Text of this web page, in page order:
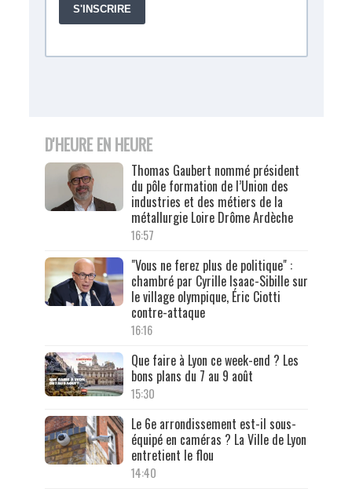
D'HEURE EN HEURE
Thomas Gaubert nommé président
du pôle formation de l’Union des
industries et des métiers de la
métallurgie Loire Drôme Ardèche
16:57
"Vous ne ferez plus de politique" :
chambré par Cyrille Isaac-Sibille sur
le village olympique, Éric Ciotti
contre-attaque
16:16
Que faire à Lyon ce week-end ? Les
bons plans du 7 au 9 août
15:30
Le 6e arrondissement est-il sous-
équipé en caméras ? La Ville de Lyon
entretient le flou
14:40